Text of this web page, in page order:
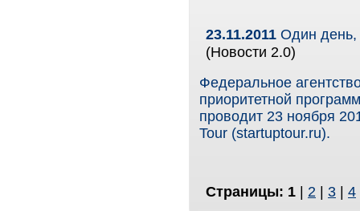
23.11.2011 Один день,
(Новости 2.0)
Федеральное
приоритетной
проводит 23 ноября
Tour (startuptour.ru).
Страницы: 1 | 2 | 3 | 4